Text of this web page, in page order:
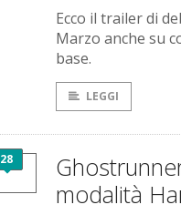
Ecco il trailer di
Marzo anche su
base.
LEGGI
28
modalità